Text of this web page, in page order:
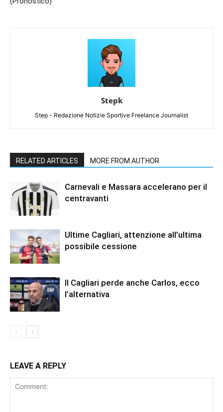
Stepk
Step - Redazione Notizie Sportive Freelance Journalist
RELATED ARTICLES MORE FROM AUTHOR
Carnevali e Massara accelerano per il
centravanti
Ultime Cagliari, attenzione all’ultima
possibile cessione
Il Cagliari perde anche Carlos, ecco
l’alternativa
LEAVE A REPLY